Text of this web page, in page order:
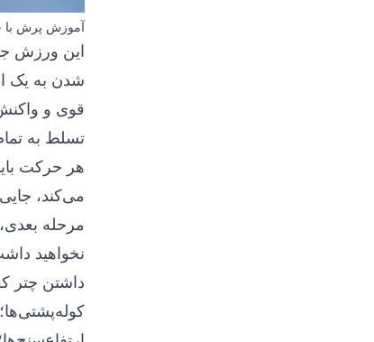
آموزش پرش با
این ورزش
شدن به یک
قوی و
تسلط به
هر حرکت
می‌کند،
مرحله
نخواهید
داشتن چتر
کوله‌پشتی‌ها؛